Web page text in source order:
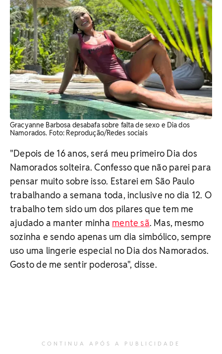
Gracyanne Barbosa desabafa sobre falta de sexo e Dia dos
Namorados. ​Foto: Reprodução/Redes sociais
"Depois de 16 anos, será meu primeiro Dia dos
Namorados solteira. Confesso que não parei para
pensar muito sobre isso. Estarei em São Paulo
trabalhando a semana toda, inclusive no dia 12. O
trabalho tem sido um dos pilares que tem me
ajudado a manter minha mente sã. Mas, mesmo
sozinha e sendo apenas um dia simbólico, sempre
uso uma lingerie especial no Dia dos Namorados.
Gosto de me sentir poderosa", disse.
CONTINUA APÓS A PUBLICIDADE